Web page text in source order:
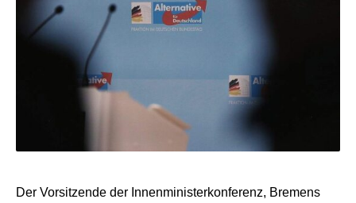
Der Vorsitzende der Innenministerkonferenz, Bremens